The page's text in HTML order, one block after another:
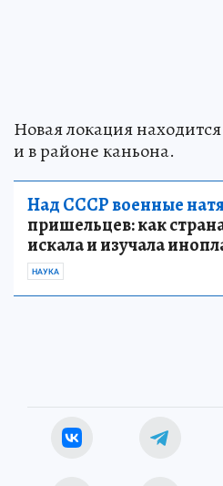
Новая локация
и в районе каньона.
Над СССР военные
пришельцев: как
искала и изучала
НАУКА